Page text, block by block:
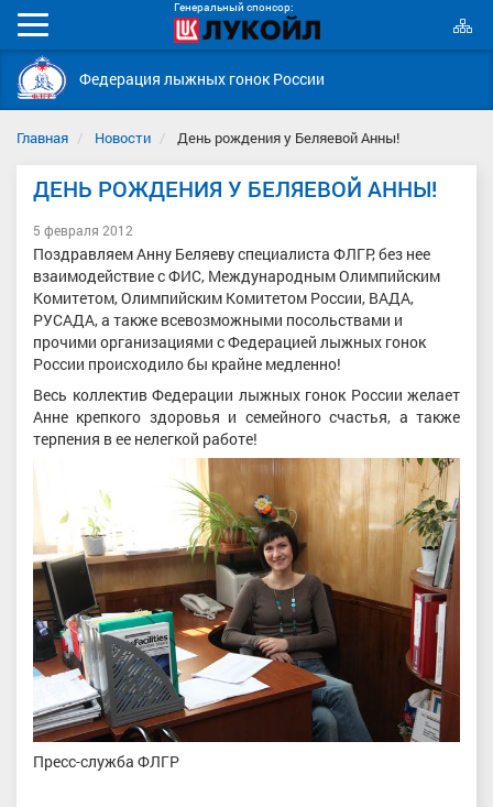
Генеральный спонсор:
Мобильное
меню
Федерация лыжных гонок России
Главная Новости День рождения у Беляевой Анны!
ДЕНЬ РОЖДЕНИЯ У БЕЛЯЕВОЙ АННЫ!
5 февраля 2012
Поздравляем Анну Беляеву специалиста ФЛГР, без нее
взаимодействие с ФИС, Международным Олимпийским
Комитетом, Олимпийским Комитетом России, ВАДА,
РУСАДА, а также всевозможными посольствами и
прочими организациями с Федерацией лыжных гонок
России происходило бы крайне медленно!
Весь коллектив Федерации лыжных гонок России желает
Анне крепкого здоровья и семейного счастья, а также
терпения в ее нелегкой работе!
Пресс-служба ФЛГР